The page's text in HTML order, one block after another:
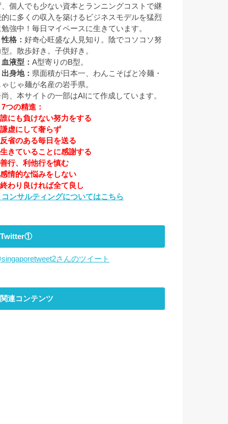
、個人でも少ない資本とランニングコストで継
的に多くの収入を築けるビジネスモデルを猛烈
勉強中！毎日マイペースに生きています。
格： 好奇心旺盛な人見知り。陰でコソコソ努
。散歩好き。子供好き。
液型： A型寄りのB型。
身地： 県面積が日本一、わんこそばと冷麺・
じゃ麺が名産の岩手県。
、本サイトの一部はAIにて作成しています。
つの精進：
にも負けない努力をする
虚にして奢らず
省のある毎日を送る
きていることに感謝する
行、利他行を慎む
情的な悩みをしない
わり良ければ全て良し
ンサルティングについてはこちら
Twitter①
さんのツイート
関連コンテンツ